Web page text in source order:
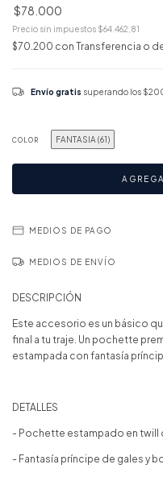
$78.000
Precio sin impuestos $64.462,81
$70.200 con Transferencia o
Envío gratis superando los
COLOR FANTASIA (61)
MEDIOS DE PAGO
MEDIOS DE ENVÍO
DESCRIPCIÓN
Este accesorio es un básico
final a tu traje. Un pochette
estampada con fantasía
DETALLES
- Pochette estampado en twill
- Fantasía príncipe de gales y